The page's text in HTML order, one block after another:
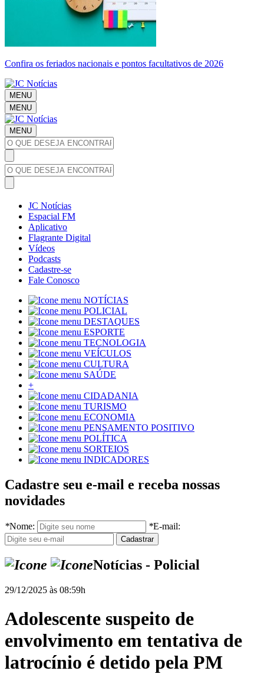
Confira os feriados nacionais e pontos facultativos de 2026
MENU
MENU
MENU
JC Notícias
Espacial FM
Aplicativo
Flagrante Digital
Vídeos
Podcasts
Cadastre-se
Fale Conosco
NOTÍCIAS
POLICIAL
DESTAQUES
ESPORTE
TECNOLOGIA
VEÍCULOS
CULTURA
SAÚDE
+
CIDADANIA
TURISMO
ECONOMIA
PENSAMENTO POSITIVO
POLÍTICA
SORTEIOS
INDICADORES
Cadastre seu e-mail e receba nossas
novidades
*Nome: *E-mail:
Notícias - Policial
29/12/2025 às 08:59h
Adolescente suspeito de
envolvimento em tentativa de
latrocínio é detido pela PM